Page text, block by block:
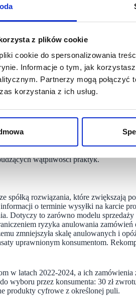
z plików cookie
cookie do spersonalizowania
Informacje o tym, jak
Partnerzy mogą
korzystania z ich usług.
im przez przedsiębiorców.
dostępne, a informacje o
ale konkretne zobowiązanie umowne.
nie dociera na czas. Jeśli dzieje się tak
Tomasz Chróstny.
zamówień złożonych w serwisie
zapas towaru, choć klienci
informacji o terminie wysyłki
zostanie wysłany w ciągu doby
po przyjęciu przez sprzedawcę
informacje o zawarciu umowy
wątpliwości praktyk.
spółką rozwiązania, które zwiększają
o terminie wysyłki na karcie
Dotyczy to zarówno modelu
ryzyka anulowania zamówień
zmniejszyła skalę anulowanych i
uprawnionym konsumentom.
w latach 2022-2024, a ich zamówienia
wyboru przez konsumenta: 30 zł
produkty cyfrowe z określonej puli.